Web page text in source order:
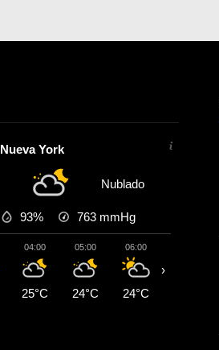
Nueva York
Nublado
93% 763 mmHg
04:00
25°C
05:00
24°C
06:00
24°C
›